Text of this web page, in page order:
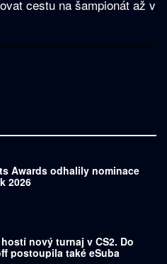
cestu na šampionát až v
Awards odhalily nominace
2026
hostí nový turnaj v CS2. Do
postoupila také eSuba